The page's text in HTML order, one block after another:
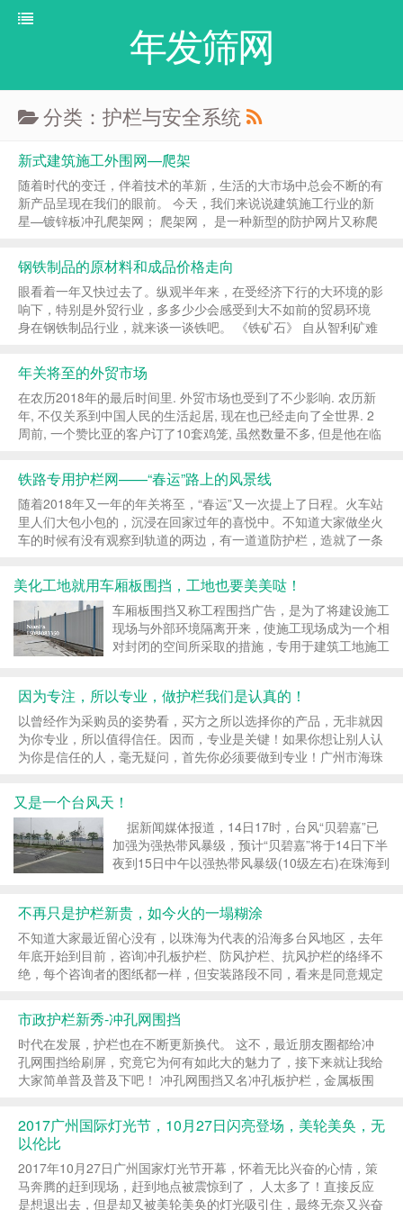
年发筛网
分类：护栏与安全系统
新式建筑施工外围网—爬架
随着时代的变迁，伴着技术的革新，生活的大市场中总会不断的有
新产品呈现在我们的眼前。 今天，我们来说说建筑施工行业的新
星—镀锌板冲孔爬架网； 爬架网， 是一种新型的防护网片又称爬
止施工人员在工作期间的安全防护问题...
钢铁制品的原材料和成品价格走向
眼看着一年又快过去了。纵观半年来，在受经济下行的大环境的影
响下，特别是外贸行业，多多少少会感受到大不如前的贸易环境
身在钢铁制品行业，就来谈一谈铁吧。 《铁矿石》 自从智利矿难
价格才到到顶下跌回到600多一吨。 这也体现...
年关将至的外贸市场
在农历2018年的最后时间里. 外贸市场也受到了不少影响. 农历新
年, 不仅关系到中国人民的生活起居, 现在也已经走向了全世界. 2
周前, 一个赞比亚的客户订了10套鸡笼, 虽然数量不多, 但是他在临
陆陆续续定货, 所以...
铁路专用护栏网——“春运”路上的风景线
随着2018年又一年的年关将至，“春运”又一次提上了日程。火车站
里人们大包小包的，沉浸在回家过年的喜悦中。不知道大家做坐火
车的时候有没有观察到轨道的两边，有一道道防护栏，造就了一条
方式，具有美观大方、牢固、防腐性好的...
美化工地就用车厢板围挡，工地也要美美哒！
车厢板围挡又称工程围挡广告，是为了将建设施工
现场与外部环境隔离开来，使施工现场成为一个相
对封闭的空间所采取的措施，专用于建筑工地施工
地的围挡必须沿工地四周连续设置，不得有缺口；
并且围挡要坚固、平...
因为专注，所以专业，做护栏我们是认真的！
以曾经作为采购员的姿势看，买方之所以选择你的产品，无非就因
为你专业，所以值得信任。因而，专业是关键！如果你想让别人认
为你是信任的人，毫无疑问，首先你必须要做到专业！广州市海珠
厂，百家企业的选择，专业品质，以人为...
又是一个台风天！
据新闻媒体报道，14日17时，台风“贝碧嘉”已
加强为强热带风暴级，预计“贝碧嘉”将于14日下半
夜到15日中午以强热带风暴级(10级左右)在珠海到
降雨落区可能重叠，可能会出现灾情叠加...
不再只是护栏新贵，如今火的一塌糊涂
不知道大家最近留心没有，以珠海为代表的沿海多台风地区，去年
年底开始到目前，咨询冲孔板护栏、防风护栏、抗风护栏的络绎不
绝，每个咨询者的图纸都一样，但安装路段不同，看来是同意规定
间距大小，折几道90度等。颜色基本都是白色，背撑...
市政护栏新秀-冲孔网围挡
时代在发展，护栏也在不断更新换代。 这不，最近朋友圈都给冲
孔网围挡给刷屏，究竟它为何有如此大的魅力了，接下来就让我给
大家简单普及普及下吧！ 冲孔网围挡又名冲孔板护栏，金属板围
尺寸一般为2500mm高*2520mm长，冲孔板...
2017广州国际灯光节，10月27日闪亮登场，美轮美奂，无
以伦比
2017年10月27日广州国家灯光节开幕，怀着无比兴奋的心情，策
马奔腾的赶到现场，赶到地点被震惊到了， 人太多了！直接反应
是想退出去，但是却又被美轮美奂的灯光吸引住，最终无奈又兴奋